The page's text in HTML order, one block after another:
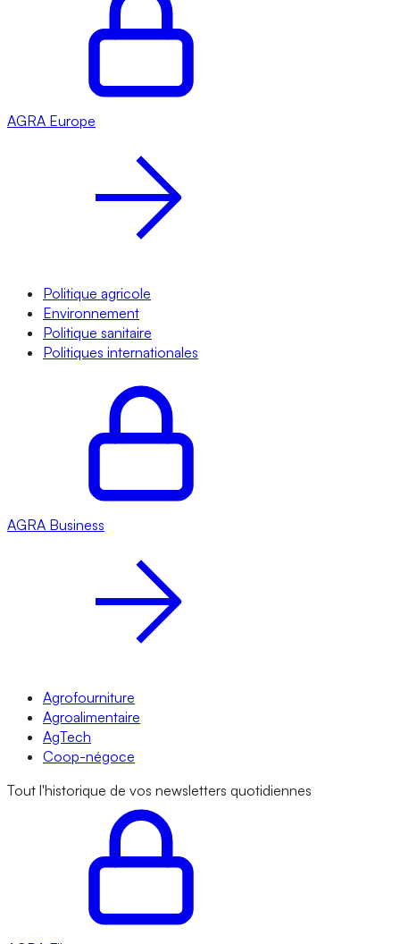
AGRA Europe
Politique agricole
Environnement
Politique sanitaire
Politiques internationales
AGRA Business
Agrofourniture
Agroalimentaire
AgTech
Coop-négoce
Tout l'historique de vos newsletters quotidiennes